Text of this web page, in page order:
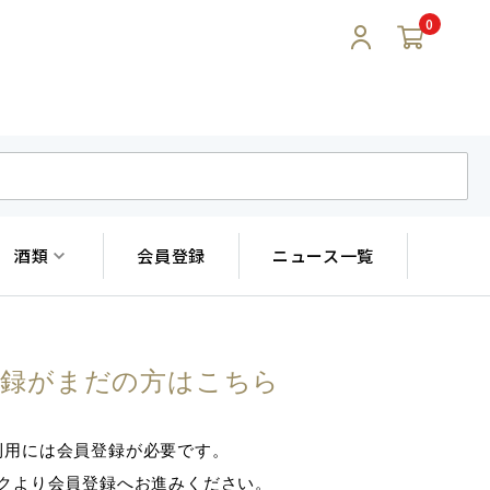
0
酒類 会員登録 ニュース一覧
がまだの方はこちら
用には会員登録が必要です。
より会員登録へお進みください。